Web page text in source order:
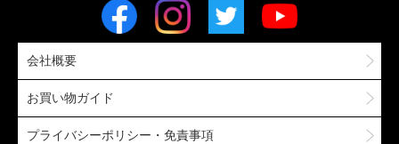
会社概要
お買い物ガイド
プライバシーポリシー・免責事項